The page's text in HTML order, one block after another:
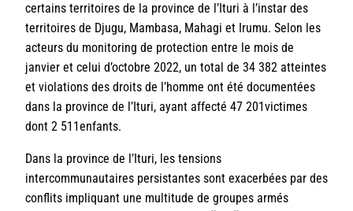
certains territoires de la province de l’Ituri à l’instar des
territoires de Djugu, Mambasa, Mahagi et Irumu. Selon les
acteurs du monitoring de protection entre le mois de
janvier et celui d’octobre 2022, un total de 34 382 atteintes
et violations des droits de l’homme ont été documentées
dans la province de l’Ituri, ayant affecté 47 201victimes
dont 2 511enfants.
Dans la province de l’Ituri, les tensions
intercommunautaires persistantes sont exacerbées par des
conflits impliquant une multitude de groupes armés